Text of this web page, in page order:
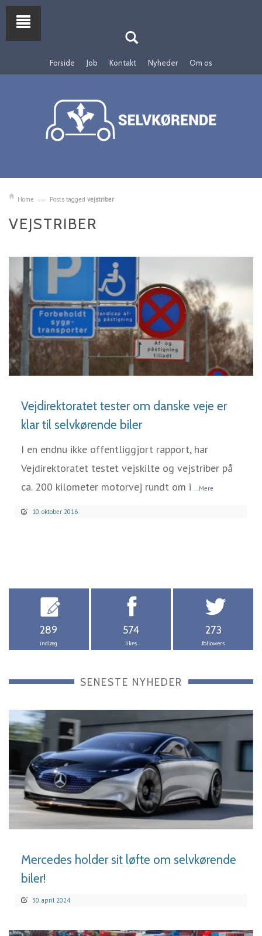
Forside Job Kontakt Nyheder Om os
Home Posts tagged vejstriber
VEJSTRIBER
LÆS MERE
Vejdirektoratet tester om danske veje er
klar til selvkørende biler
I en endnu ikke offentliggjort rapport, har
Vejdirektoratet testet vejskilte og vejstriber på
ca. 200 kilometer motorvej rundt om i ...Mere
10. oktober 2016
289
indlæg
574
likes
273
followers
SENESTE NYHEDER
LÆS MERE
Mercedes holder sit løfte om selvkørende
biler!
30. april 2024